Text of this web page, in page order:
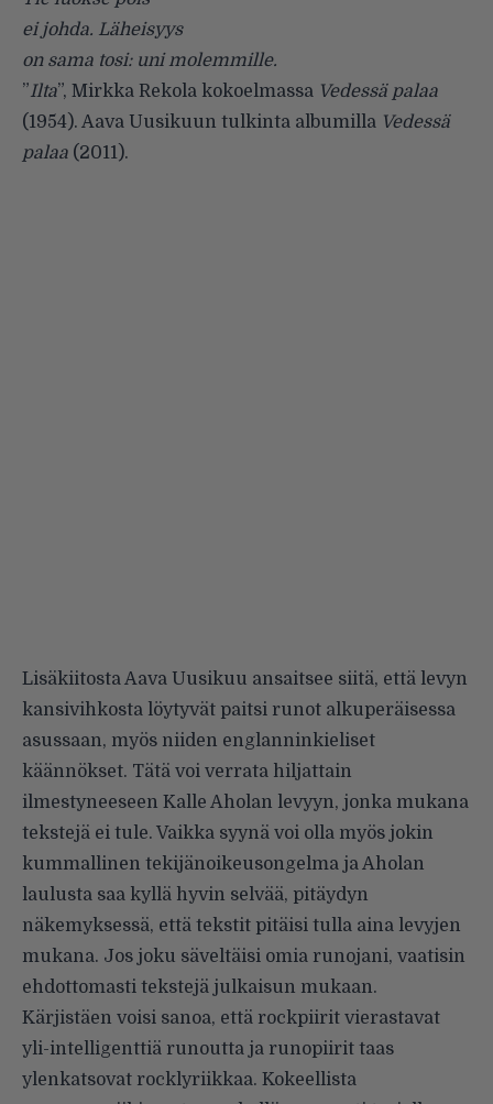
ei johda. Läheisyys
on sama tosi: uni molemmille.
”Ilta”, Mirkka Rekola kokoelmassa Vedessä palaa
(1954). Aava Uusikuun tulkinta albumilla Vedessä
palaa (2011).
Lisäkiitosta Aava Uusikuu ansaitsee siitä, että levyn
kansivihkosta löytyvät paitsi runot alkuperäisessa
asussaan, myös niiden englanninkieliset
käännökset. Tätä voi verrata hiljattain
ilmestyneeseen Kalle Aholan levyyn, jonka mukana
tekstejä ei tule. Vaikka syynä voi olla myös jokin
kummallinen tekijänoikeusongelma ja Aholan
laulusta saa kyllä hyvin selvää, pitäydyn
näkemyksessä, että tekstit pitäisi tulla aina levyjen
mukana. Jos joku säveltäisi omia runojani, vaatisin
ehdottomasti tekstejä julkaisun mukaan.
Kärjistäen voisi sanoa, että rockpiirit vierastavat
yli-intelligenttiä runoutta ja runopiirit taas
ylenkatsovat rocklyriikkaa. Kokeellista